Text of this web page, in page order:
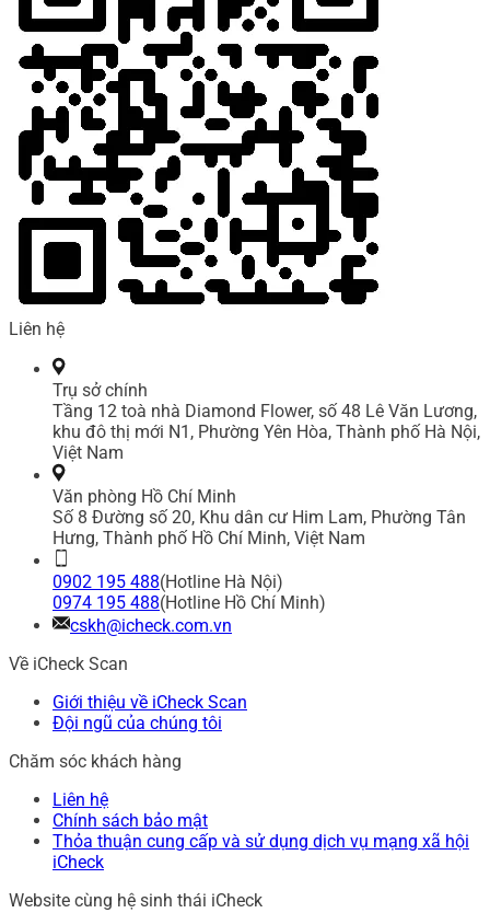
Liên hệ
Trụ sở chính
Tầng 12 toà nhà Diamond Flower, số 48 Lê Văn Lương,
khu đô thị mới N1, Phường Yên Hòa, Thành phố Hà Nội,
Việt Nam
Văn phòng Hồ Chí Minh
Số 8 Đường số 20, Khu dân cư Him Lam, Phường Tân
Hưng, Thành phố Hồ Chí Minh, Việt Nam
0902 195 488(Hotline Hà Nội)
0974 195 488(Hotline Hồ Chí Minh)
cskh@icheck.com.vn
Về iCheck Scan
Giới thiệu về iCheck Scan
Đội ngũ của chúng tôi
Chăm sóc khách hàng
Liên hệ
Chính sách bảo mật
Thỏa thuận cung cấp và sử dụng dịch vụ mạng xã hội
iCheck
Website cùng hệ sinh thái iCheck